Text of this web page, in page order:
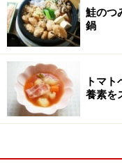
きます。再度ポット
鮭のつ
鍋
トマ
養素を